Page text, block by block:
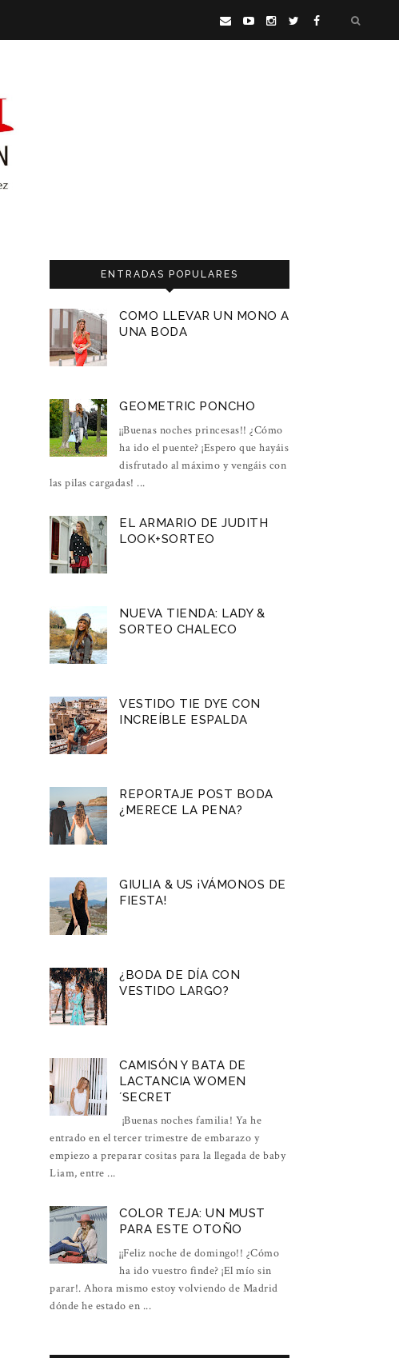
ENTRADAS POPULARES
COMO LLEVAR UN MONO A
UNA BODA
GEOMETRIC PONCHO
¡¡Buenas noches princesas!! ¿Cómo
ha ido el puente? ¡Espero que hayáis
disfrutado al máximo y vengáis con
las pilas cargadas! ...
EL ARMARIO DE JUDITH
LOOK+SORTEO
NUEVA TIENDA: LADY &
SORTEO CHALECO
VESTIDO TIE DYE CON
INCREÍBLE ESPALDA
REPORTAJE POST BODA
¿MERECE LA PENA?
GIULIA & US ¡VÁMONOS DE
FIESTA!
¿BODA DE DÍA CON
VESTIDO LARGO?
CAMISÓN Y BATA DE
LACTANCIA WOMEN
´SECRET
¡Buenas noches familia! Ya he
entrado en el tercer trimestre de embarazo y
empiezo a preparar cositas para la llegada de baby
Liam, entre ...
COLOR TEJA: UN MUST
PARA ESTE OTOÑO
¡¡Feliz noche de domingo!! ¿Cómo
ha ido vuestro finde? ¡El mío sin
parar!. Ahora mismo estoy volviendo de Madrid
dónde he estado en ...